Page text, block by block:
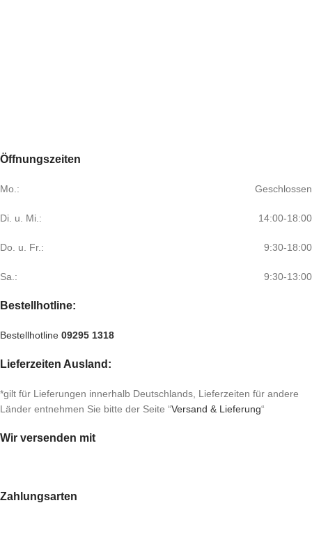
Öffnungszeiten
Mo.: Geschlossen
Di. u. Mi.: 14:00-18:00
Do. u. Fr.: 9:30-18:00
Sa.: 9:30-13:00
Bestellhotline:
Bestellhotline 09295 1318
Lieferzeiten Ausland:
*gilt für Lieferungen innerhalb Deutschlands, Lieferzeiten für andere
Länder entnehmen Sie bitte der Seite “Versand & Lieferung“
Wir versenden mit
Zahlungsarten